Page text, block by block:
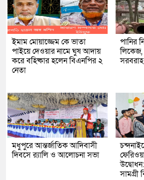
ইমাম মোয়াজ্জেম কে ভাতা
পাইয়ে দেওয়ার নামে ঘুষ আদায়
করে বহিষ্কার হলেন বিএনপির ২
নেতা
পানির
লিকেজ,
মধুপুরে আন্তর্জাতিক আদিবাসী
দিবসে র‍্যালি ও আলোচনা সভা
সামগ্রী